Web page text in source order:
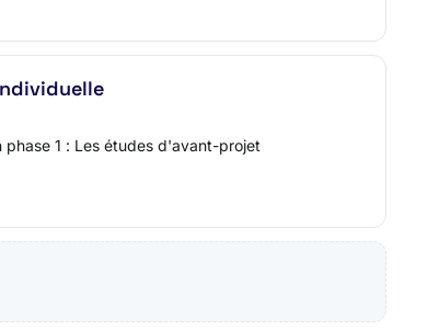
1 : Les études d'avant-projet